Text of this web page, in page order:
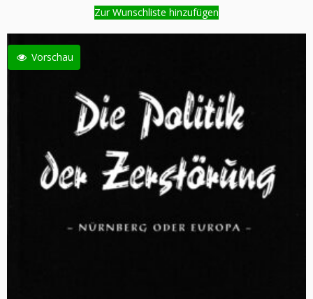
Zur Wunschliste hinzufügen
Vorschau